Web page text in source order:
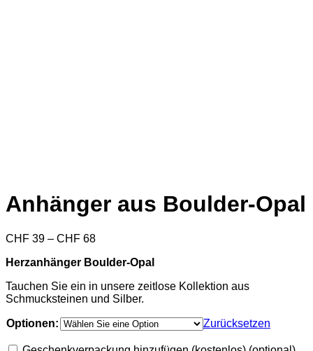
Anhänger aus Boulder-Opal
CHF 39 – CHF 68Preisspanne:
bis
Herzanhänger Boulder-Opal
Tauchen Sie ein in unsere zeitlose Kollektion aus
Schmucksteinen und Silber.
Optionen: Zurücksetzen